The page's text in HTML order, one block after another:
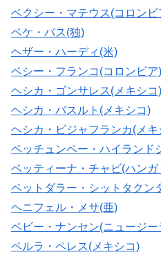
ベクシー・マテウス(コロンビ
ベケ・バス(独)
ヘザー・ハーディ(米)
ベシー・フランコ(コロンビア)
ヘシカ・ゴンサレス(メキシコ)
ヘシカ・バスルト(メキシコ)
ヘシカ・ビジャフランカ(メキ
ペッチュンペー・ハイランド
ベッティーナ・チャビ(ハンガ
ペットダラー・シットタクン
ヘニフェル・メサ(亜)
ベビー・ナンセン(ニュージー
ペルラ・ペレス(メキシコ)